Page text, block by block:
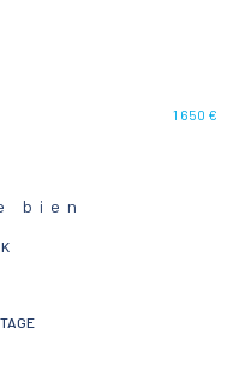
1 650 €
bien